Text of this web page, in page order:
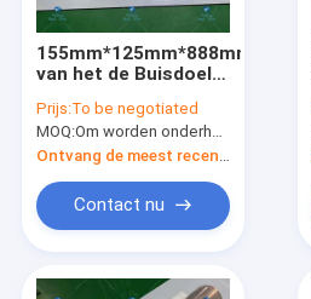
155mm*125mm*888mm
van het de Buisdoel
de
Plasticiteitsrekbaarheid
Prijs:To be negotiated
MOQ:Om worden onderhandeld
Contact nu